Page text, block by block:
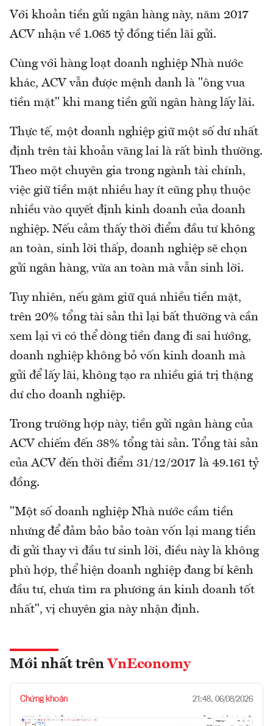
Với khoản tiền gửi ngân hàng này, năm 2017
ACV nhận về 1.065 tỷ đồng tiền lãi gửi.
Cùng với hàng loạt doanh nghiệp Nhà nước
khác, ACV vẫn được mệnh danh là "ông vua
tiền mặt" khi mang tiền gửi ngân hàng lấy lãi.
Thực tế, một doanh nghiệp giữ một số dư nhất
định trên tài khoản vãng lai là rất bình thường.
Theo một chuyên gia trong ngành tài chính,
việc giữ tiền mặt nhiều hay ít cũng phụ thuộc
nhiều vào quyết định kinh doanh của doanh
nghiệp. Nếu cảm thấy thời điểm đầu tư không
an toàn, sinh lời thấp, doanh nghiệp sẽ chọn
gửi ngân hàng, vừa an toàn mà vẫn sinh lời.
Tuy nhiên, nếu găm giữ quá nhiều tiền mặt,
trên 20% tổng tài sản thì lại bất thường và cần
xem lại vì có thể dòng tiền đang đi sai hướng,
doanh nghiệp không bỏ vốn kinh doanh mà
gửi để lấy lãi, không tạo ra nhiều giá trị thặng
dư cho doanh nghiệp.
Trong trường hợp này, tiền gửi ngân hàng của
ACV chiếm đến 38% tổng tài sản. Tổng tài sản
của ACV đến thời điểm 31/12/2017 là 49.161 tỷ
đồng.
"Một số doanh nghiệp Nhà nước cầm tiền
nhưng để đảm bảo bảo toàn vốn lại mang tiền
đi gửi thay vì đầu tư sinh lời, điều này là không
phù hợp, thể hiện doanh nghiệp đang bí kênh
đầu tư, chưa tìm ra phương án kinh doanh tốt
nhất", vị chuyên gia này nhận định.
Mới nhất trên VnEconomy
Chứng khoán 21:48, 06/08/2026